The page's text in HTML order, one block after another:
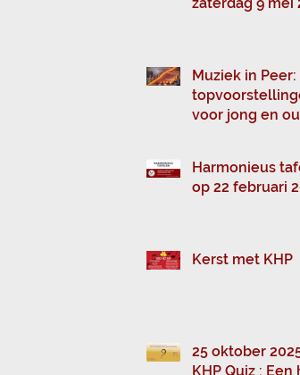
Muziek in Peer:
voor jong en
Harmonieus
op 22 februari
Kerst met KHP
25 oktober 2025
KHP Quiz : Een